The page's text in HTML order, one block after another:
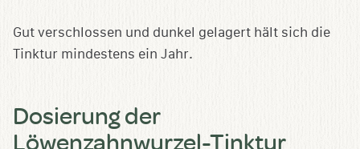
Gut verschlossen und dunkel gelagert hält sich die
Tinktur mindestens ein Jahr.
Dosierung der
Löwenzahnwurzel-Tinktur